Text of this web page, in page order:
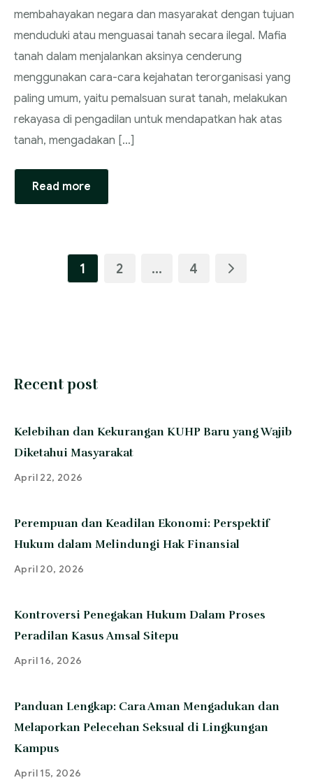
membahayakan negara dan masyarakat dengan tujuan
menduduki atau menguasai tanah secara ilegal. Mafia
tanah dalam menjalankan aksinya cenderung
menggunakan cara-cara kejahatan terorganisasi yang
paling umum, yaitu pemalsuan surat tanah, melakukan
rekayasa di pengadilan untuk mendapatkan hak atas
tanah, mengadakan […]
Read more
1 2 … 4
Recent post
Kelebihan dan Kekurangan KUHP Baru yang Wajib
Diketahui Masyarakat
April 22, 2026
Perempuan dan Keadilan Ekonomi: Perspektif
Hukum dalam Melindungi Hak Finansial
April 20, 2026
Kontroversi Penegakan Hukum Dalam Proses
Peradilan Kasus Amsal Sitepu
April 16, 2026
Panduan Lengkap: Cara Aman Mengadukan dan
Melaporkan Pelecehan Seksual di Lingkungan
Kampus
April 15, 2026